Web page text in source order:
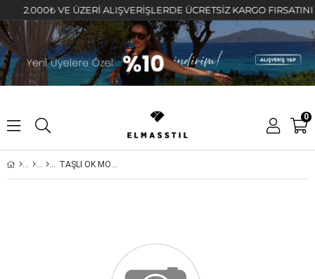
2.000₺ VE ÜZERİ ALIŞVERİŞLERDE ÜCRETSİZ KARGO FIRSATINI
0
TAŞLI OK MODEL ÜÇLÜ KÜPE